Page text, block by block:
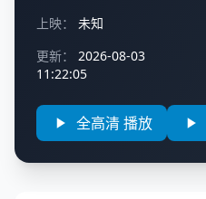
上映：
未知
更新：
2026-08-03
11:22:05
全高清 播放